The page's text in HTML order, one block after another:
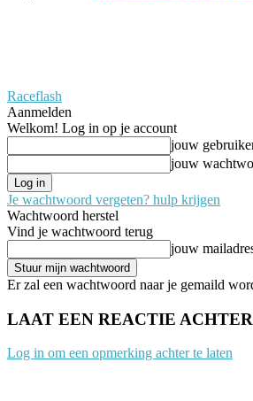
Raceflash
Aanmelden
Welkom! Log in op je account
jouw
jouw
Je wachtwoord vergeten? hulp krijgen
Wachtwoord herstel
Vind je wachtwoord terug
jouw
Er zal een wachtwoord naar je gemaild
LAAT EEN REACTIE ACHTER
Log in om een opmerking achter te laten